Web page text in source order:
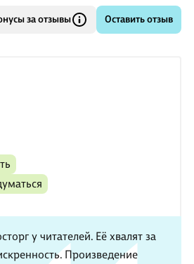
за отзывы Оставить отзыв
у читателей. Её хвалят за
Произведение